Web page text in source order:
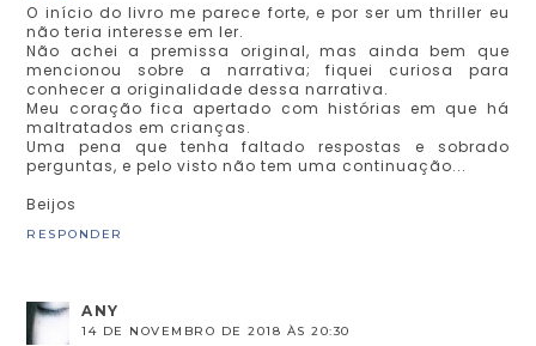
O início do livro me parece forte, e por ser um thriller eu
não teria interesse em ler.
Não achei a premissa original, mas ainda bem que
mencionou sobre a narrativa; fiquei curiosa para
conhecer a originalidade dessa narrativa.
Meu coração fica apertado com histórias em que há
maltratados em crianças.
Uma pena que tenha faltado respostas e sobrado
perguntas, e pelo visto não tem uma continuação...
Beijos
RESPONDER
ANY
14 DE NOVEMBRO DE 2018 ÀS 20:30